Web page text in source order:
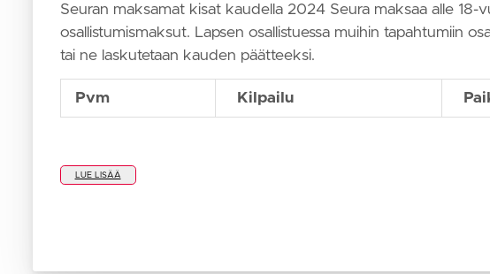
Seuran maksamat kisat kaudella 2024 Seura maksaa alle 18-
osallistumismaksut. Lapsen osallistuessa muihin tapahtumiin
tai ne laskutetaan kauden päätteeksi.
Pvm Kilpailu
LUE LISÄÄ